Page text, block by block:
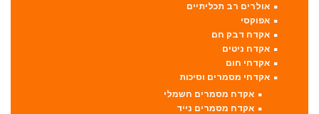
אולרים רב תכליתיים
אפוקסי
אקדח דבק חם
אקדח ניטים
אקדחי חום
אקדחי מסמרים וסיכות
אקדח מסמרים חשמלי
אקדח מסמרים נייד